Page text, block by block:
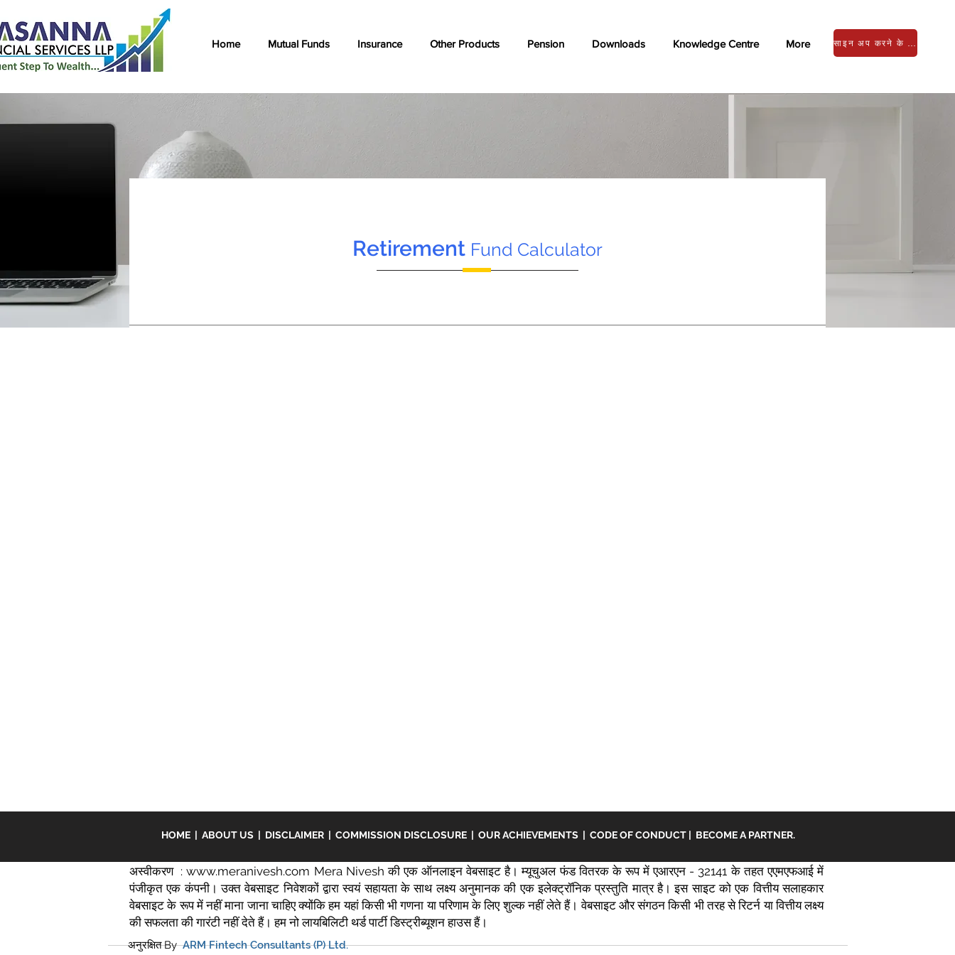
Home Mutual Funds Insurance Other Products Pension Downloads Knowledge Centre More
Retirement Fund Calculator
HOME | ABOUT US | DISCLAIMER | COMMISSION DISCLOSURE | OUR ACHIEVEMENTS | CODE OF CONDUCT | BECOME A PARTNER.
अस्वीकरण :www.meranivesh.com Mera Nivesh की एक ऑनलाइन वेबसाइट है। म्यूचुअल फंड वितरक के रूप में एआरएन - 32141 के तहत एएमएफआई में
पंजीकृत एक कंपनी। उक्त वेबसाइट निवेशकों द्वारा स्वयं सहायता के साथ लक्ष्य अनुमानक की एक इलेक्ट्रॉनिक प्रस्तुति मात्र है। इस साइट को एक वित्तीय सलाहकार
वेबसाइट के रूप में नहीं माना जाना चाहिए क्योंकि हम यहां किसी भी गणना या परिणाम के लिए शुल्क नहीं लेते हैं। वेबसाइट और संगठन किसी भी तरह से रिटर्न या वित्तीय लक्ष्य
की सफलता की गारंटी नहीं देते हैं। हम नो लायबिलिटी थर्ड पार्टी डिस्ट्रीब्यूशन हाउस हैं।
अनुरक्षित By ARM Fintech Consultants (P) Ltd.